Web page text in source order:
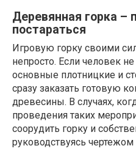
Деревянная горка –
постараться
Игровую горку своими
непросто. Если человек
основные плотницкие и
сразу заказать готовую
древесины. В случаях,
проведения таких
соорудить горку и
руководствуясь